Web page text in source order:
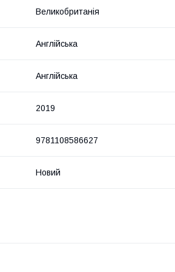
Великобританія
Англійська
Англійська
2019
9781108586627
Новий